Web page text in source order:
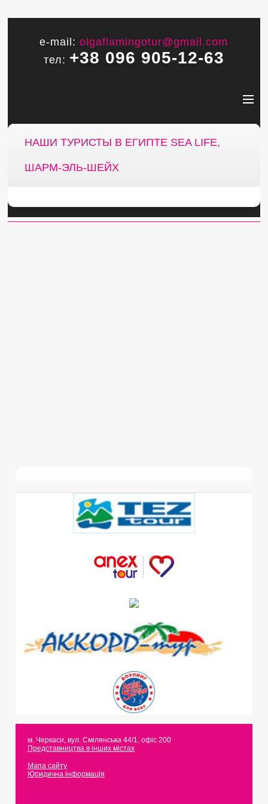
e-mail:olgaflamingotur@gmail.com
тел: +38 096 905-12-63
НАШИ ТУРИСТЫ В ЕГИПТЕ SEA LIFE,
ШАРМ-ЭЛЬ-ШЕЙХ
м. Черкаси вул. Смілянська 44/1, офіс 200
Представництва в інших містах
Мапа сайту
Юридична інформація